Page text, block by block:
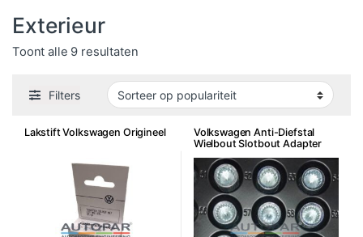
Exterieur
Toont alle 9 resultatenGesorteerd op populariteit
Filters
Lakstift Volkswagen Origineel
Volkswagen Anti-Diefstal
Wielbout Slotbout Adapter